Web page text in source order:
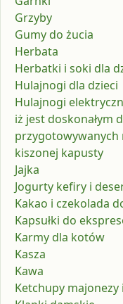
Grzyby
Gumy do żucia
Herbata
Herbatki i soki dla
Hulajnogi dla dzieci
Hulajnogi
iż jest doskonałym
przygotowywanych
kiszonej kapusty
Jajka
Jogurty kefiry i
Kakao i czekolada
Kapsułki do
Karmy dla kotów
Kasza
Kawa
Ketchupy